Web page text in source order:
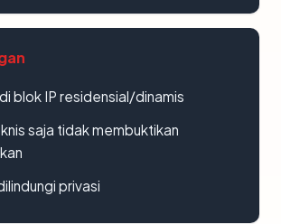
blok IP residensial/dinamis
saja tidak membuktikan
privasi